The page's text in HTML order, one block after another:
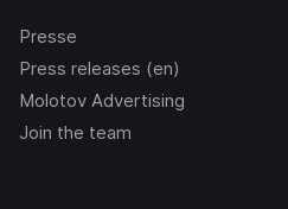
Presse
Press releases (en)
Molotov Advertising
Join the team